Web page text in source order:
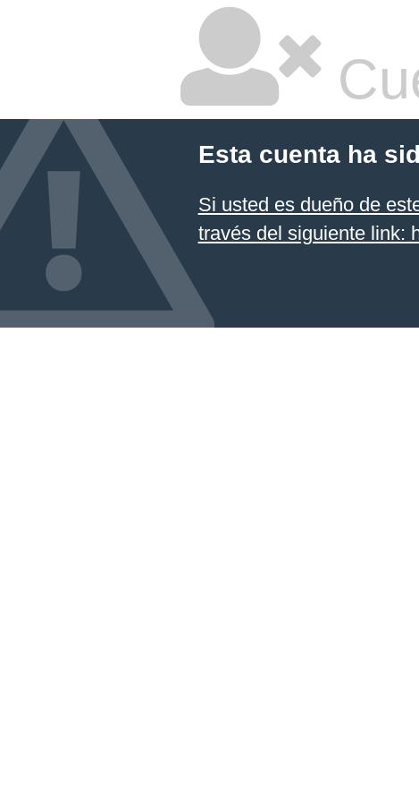
Esta cuenta ha
Si usted es dueño de
través del siguiente link: